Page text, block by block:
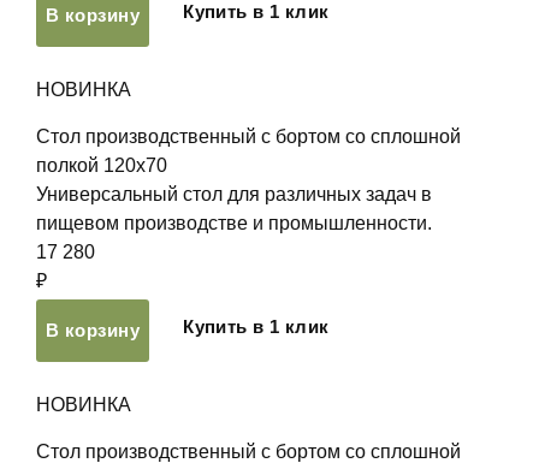
В корзину Купить в 1 клик
НОВИНКА
Стол производственный с бортом со сплошной
полкой 120х70
Универсальный стол для различных задач в
пищевом производстве и промышленности.
17 280
₽
В корзину Купить в 1 клик
НОВИНКА
Стол производственный с бортом со сплошной